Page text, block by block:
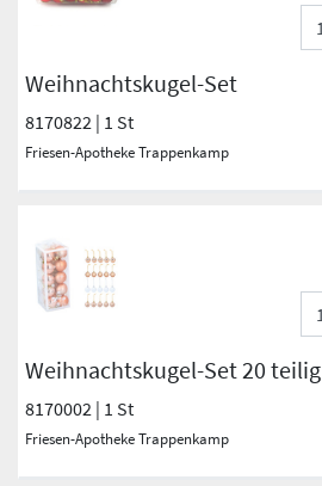
Weihnachtskugel-Set
8170822 | 1 St
Friesen-Apotheke Trappenkamp
Weihnachtskugel-Set 20 teilig
8170002 | 1 St
Friesen-Apotheke Trappenkamp